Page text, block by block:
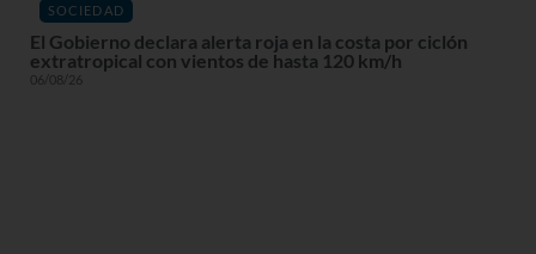
SOCIEDAD
El Gobierno declara alerta roja en la costa por ciclón
extratropical con vientos de hasta 120 km/h
06/08/26